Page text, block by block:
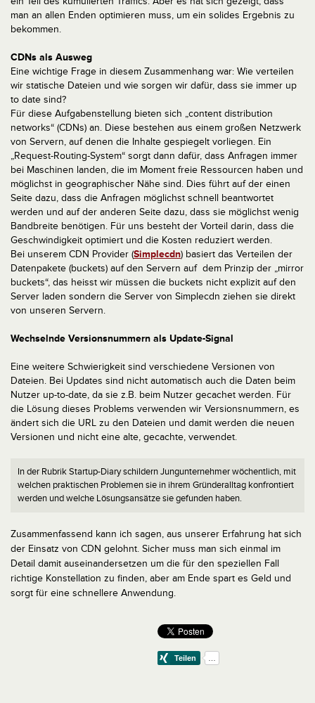
man an allen Enden optimieren muss, um ein solides Ergebnis zu
bekommen.
CDNs als Ausweg
Eine wichtige Frage in diesem Zusammenhang war: Wie verteilen
wir statische Dateien und wie sorgen wir dafür, dass sie immer up
to date sind?
Für diese Aufgabenstellung bieten sich „content distribution
networks“ (CDNs) an. Diese bestehen aus einem großen Netzwerk
von Servern, auf denen die Inhalte gespiegelt vorliegen. Ein
„Request-Routing-System“ sorgt dann dafür, dass Anfragen immer
bei Maschinen landen, die im Moment freie Ressourcen haben und
möglichst in geographischer Nähe sind. Dies führt auf der einen
Seite dazu, dass die Anfragen möglichst schnell beantwortet
werden und auf der anderen Seite dazu, dass sie möglichst wenig
Bandbreite benötigen. Für uns besteht der Vorteil darin, dass die
Geschwindigkeit optimiert und die Kosten reduziert werden.
Bei unserem CDN Provider (Simplecdn) basiert das Verteilen der
Datenpakete (buckets) auf den Servern auf dem Prinzip der „mirror
buckets“, das heisst wir müssen die buckets nicht explizit auf den
Server laden sondern die Server von Simplecdn ziehen sie direkt
von unseren Servern.
Wechselnde Versionsnummern als Update-Signal
Eine weitere Schwierigkeit sind verschiedene Versionen von
Dateien. Bei Updates sind nicht automatisch auch die Daten beim
Nutzer up-to-date, da sie z.B. beim Nutzer gecachet werden. Für
die Lösung dieses Problems verwenden wir Versionsnummern, es
ändert sich die URL zu den Dateien und damit werden die neuen
Versionen und nicht eine alte, gecachte, verwendet.
In der Rubrik Startup-Diary schildern Jungunternehmer wöchentlich, mit
welchen praktischen Problemen sie in ihrem Gründeralltag konfrontiert
werden und welche Lösungsansätze sie gefunden haben.
Zusammenfassend kann ich sagen, aus unserer Erfahrung hat sich
der Einsatz von CDN gelohnt. Sicher muss man sich einmal im
Detail damit auseinandersetzen um die für den speziellen Fall
richtige Konstellation zu finden, aber am Ende spart es Geld und
sorgt für eine schnellere Anwendung.